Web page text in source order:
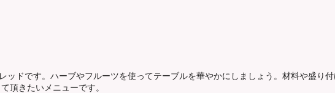
ッドです。ハーブやフルーツを使ってテーブルを華やかにしましょう。材料や盛り
頂きたいメニューです。